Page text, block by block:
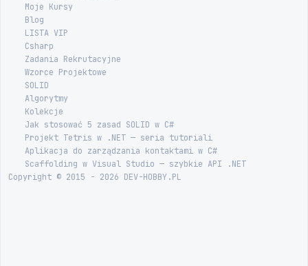
Moje Kursy
Blog
LISTA VIP
Csharp
Zadania Rekrutacyjne
Wzorce Projektowe
SOLID
Algorytmy
Kolekcje
Jak stosować 5 zasad SOLID w C#
Projekt Tetris w .NET — seria tutoriali
Aplikacja do zarządzania kontaktami w C#
Scaffolding w Visual Studio — szybkie API .NET
Copyright © 2015 - 2026 DEV-HOBBY.PL